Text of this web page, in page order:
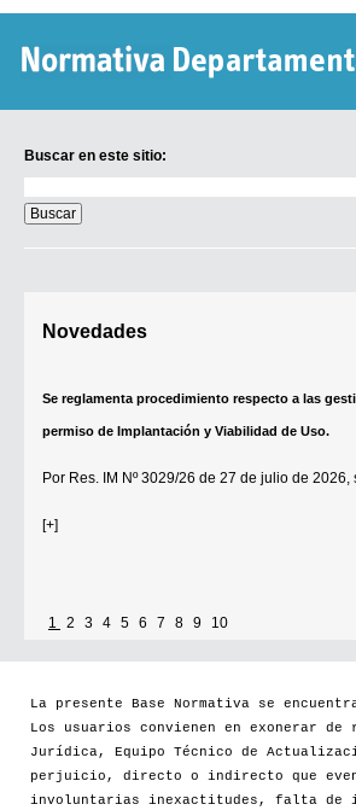
Buscar en este sitio:
en
este
sitio:
Novedades
Se reglamenta procedimiento respecto a las
permiso de Implantación y Viabilidad de Uso.
Por Res. IM Nº 3029/26 de 27 de julio de 2026,
[+]
1 2 3 4 5 6 7 8 9 10
La presente Base Normativa se
Los usuarios convienen en exonerar
Jurídica, Equipo Técnico de
perjuicio, directo o indirecto que
involuntarias inexactitudes, falta de